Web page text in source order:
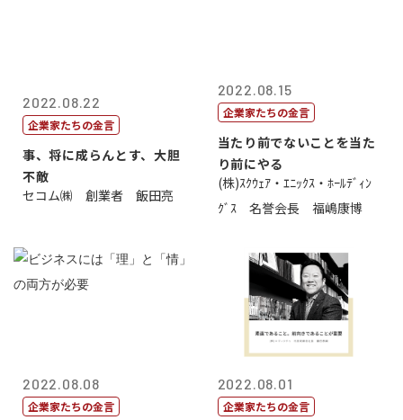
2022.08.22
企業家たちの金言
事、将に成らんとす、大胆
不敵
セコム㈱ 創業者 飯田亮
2022.08.15
企業家たちの金言
当たり前でないことを当た
り前にやる
(株)ｽｸｳｪｱ・ｴﾆｯｸｽ・ﾎｰﾙﾃﾞｨﾝ
ｸﾞｽ 名誉会長 福嶋康博
2022.08.08
企業家たちの金言
2022.08.01
企業家たちの金言